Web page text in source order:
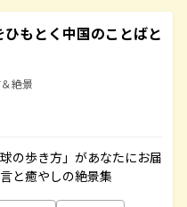
もとく中国のことばと
絶景
の歩き方」があなたにお届
と癒やしの絶景集